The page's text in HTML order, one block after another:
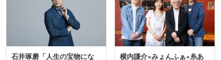
石井琢磨「人生の宝物にな
横内謙介×みょんふぁ×糸あ